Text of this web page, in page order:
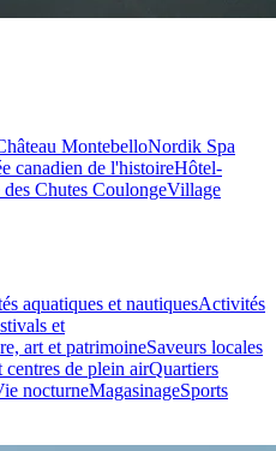
MontebelloNordik Spa
canadien de l'histoireHôtel-
Chutes CoulongeVillage
aquatiques et nautiquesActivités
et
art et patrimoineSaveurs locales
centres de plein airQuartiers
nocturneMagasinageSports